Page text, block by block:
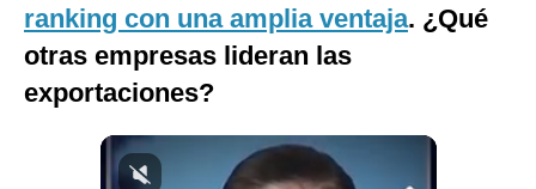
Videos
Fotogalerías
ranking con una amplia ventaja. ¿Qué
otras empresas lideran las
exportaciones?